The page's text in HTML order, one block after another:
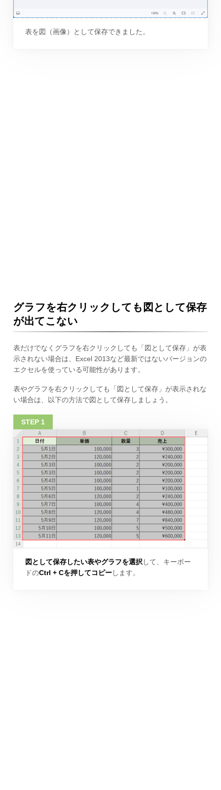
表を図（画像）として保存できました。
グラフを右クリックしても図として保存
が出てこない
表だけでなくグラフを右クリックしても「図として保存」が表
示されない場合は、Excel 2013など最新ではないバージョンの
エクセルを使っている可能性があります。
表やグラフを右クリックしても「図として保存」が表示されな
い場合は、以下の方法で図として保存しましょう。
図として保存したい表やグラフを選択して、キーボー
ドのCtrl + Cを押してコピーします。